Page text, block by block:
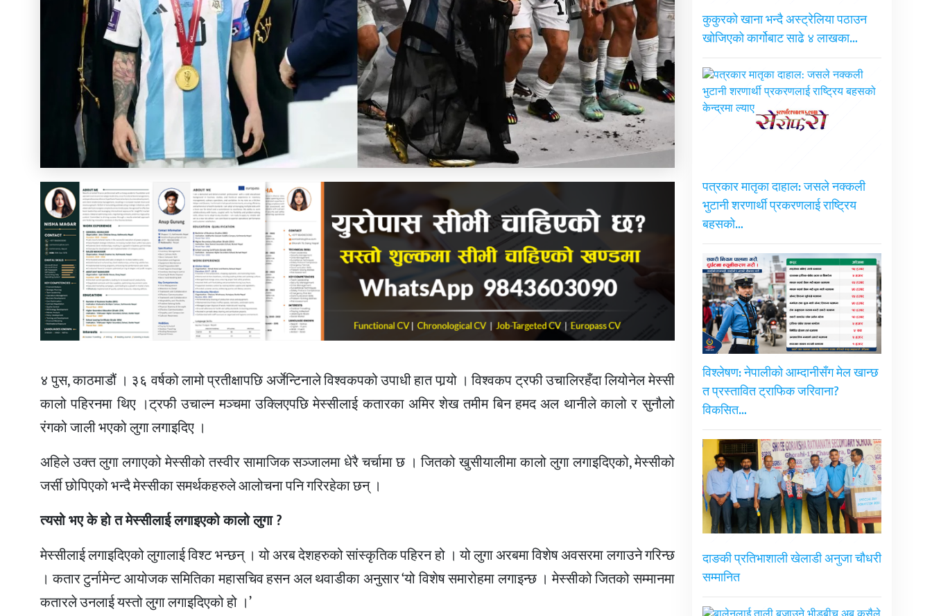
४ पुस, काठमाडौं । ३६ वर्षको लामो प्रतीक्षापछि अर्जेन्टिनाले विश्वकपको उपाधी हात पार्‍यो । विश्वकप ट्रफी उचालिरहँदा लियोनेल मेस्सी
कालो पहिरनमा थिए ।ट्रफी उचाल्न मञ्चमा उक्लिएपछि मेस्सीलाई कतारका अमिर शेख तमीम बिन हमद अल थानीले कालो र सुनौलो
रंगको जाली भएको लुगा लगाइदिए ।
अहिले उक्त लुगा लगाएको मेस्सीको तस्वीर सामाजिक सञ्जालमा धेरै चर्चामा छ । जितको खुसीयालीमा कालो लुगा लगाइदिएको, मेस्सीको
जर्सी छोपिएको भन्दै मेस्सीका समर्थकहरुले आलोचना पनि गरिरहेका छन् ।
त्यसो भए के हो त मेस्सीलाई लगाइएको कालो लुगा ?
मेस्सीलाई लगाइदिएको लुगालाई विश्ट भन्छन् । यो अरब देशहरुको सांस्कृतिक पहिरन हो । यो लुगा अरबमा विशेष अवसरमा लगाउने गरिन्छ
। कतार टुर्नामेन्ट आयोजक समितिका महासचिव हसन अल थवाडीका अनुसार ‘यो विशेष समारोहमा लगाइन्छ । मेस्सीको जितको सम्मानमा
कतारले उनलाई यस्तो लुगा लगाइदिएको हो ।’
कुकुरको खाना भन्दै अस्ट्रेलिया पठाउन
खोजिएको कार्गोबाट साढे ४ लाखका…
पत्रकार मातृका दाहाल: जसले नक्कली
भुटानी शरणार्थी प्रकरणलाई राष्ट्रिय
बहसको…
विश्लेषण: नेपालीको आम्दानीसँग मेल खान्छ
त प्रस्तावित ट्राफिक जरिवाना?
विकसित…
दाङकी प्रतिभाशाली खेलाडी अनुजा चौधरी
सम्मानित